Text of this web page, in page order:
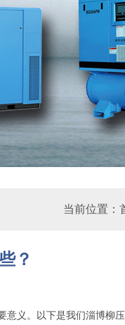
当前位置：
？
义。以下是我们淄博柳